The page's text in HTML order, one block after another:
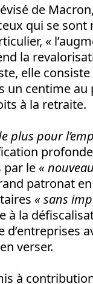
de
qui se sont
«
la
elle
un centime
à la retraite.
plus pour
par le «
patronat
« sans
à la
verser.
à